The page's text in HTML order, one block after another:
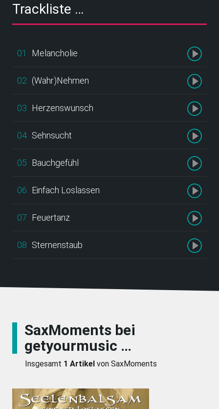
Trackliste …
01 Melancholie
02 (Wahr)Nehmen
03 Herzenswunsch
04 Sehnsucht
05 Bauchgefühl
06 Einfach Loslassen
07 Feuertanz
08 Sternenstaub
SaxMoments bei
getyourmusic …
Insgesamt 1 Artikel von SaxMoments